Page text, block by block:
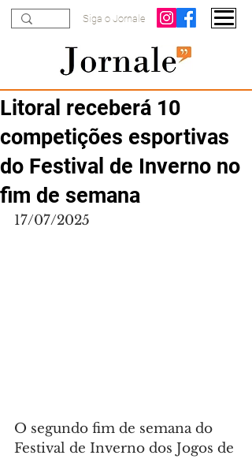
Siga o Jornale
Litoral receberá 10
competições esportivas
do Festival de Inverno no
fim de semana
17/07/2025
O segundo fim de semana do
Festival de Inverno dos Jogos de